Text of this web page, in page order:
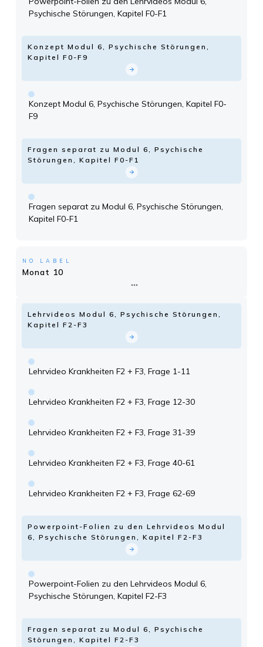
Psychische Störungen, Kapitel F0-F1
Konzept Modul 6, Psychische Störungen,
Kapitel F0-F9
Konzept Modul 6, Psychische Störungen, Kapitel F0-
F9
Fragen separat zu Modul 6, Psychische
Störungen, Kapitel F0-F1
Fragen separat zu Modul 6, Psychische Störungen,
Kapitel F0-F1
NO LABEL
Monat 10
Lehrvideos Modul 6, Psychische Störungen,
Kapitel F2-F3
Lehrvideo Krankheiten F2 + F3, Frage 1-11
Lehrvideo Krankheiten F2 + F3, Frage 12-30
Lehrvideo Krankheiten F2 + F3, Frage 31-39
Lehrvideo Krankheiten F2 + F3, Frage 40-61
Lehrvideo Krankheiten F2 + F3, Frage 62-69
Powerpoint-Folien zu den Lehrvideos Modul
6, Psychische Störungen, Kapitel F2-F3
Powerpoint-Folien zu den Lehrvideos Modul 6,
Psychische Störungen, Kapitel F2-F3
Fragen separat zu Modul 6, Psychische
Störungen, Kapitel F2-F3